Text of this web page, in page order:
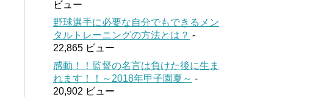
ビュー
野球選手に必要な自分でもできるメン
タルトレーニングの方法とは？ -
22,865 ビュー
感動！！監督の名言は負けた後に生ま
れます！！～2018年甲子園夏～ -
20,902 ビュー